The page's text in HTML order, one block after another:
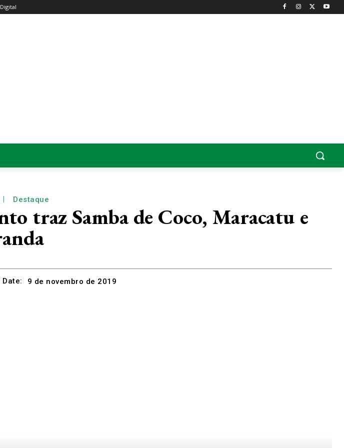
Destaque
traz Samba de Coco, Maracatu e
Date: 9 de novembro de 2019